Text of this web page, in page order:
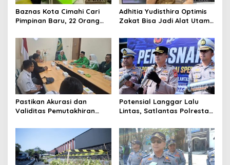
Baznas Kota Cimahi Cari
Pimpinan Baru, 22 Orang
Adhitia Yudisthira Optimis
Zakat Bisa Jadi Alat Utama
Kota Cimahi
Pastikan Akurasi dan
Validitas Pemutakhiran
Cimahi Lakukan
Potensial Langgar Lalu
Lintas, Satlantas Polresta
Motor Berknalpot Brong